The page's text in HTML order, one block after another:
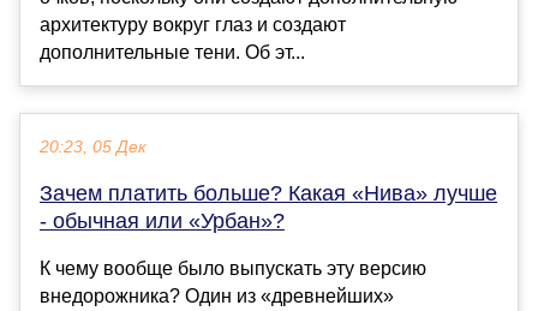
архитектуру вокруг глаз и создают
дополнительные тени. Об эт...
20:23, 05 Дек
Зачем платить больше? Какая «Нива» лучше
- обычная или «Урбан»?
К чему вообще было выпускать эту версию
внедорожника? Один из «древнейших»